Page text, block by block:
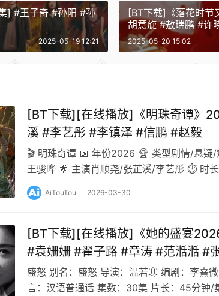
] #王子奇 #孙阳 #孙
2025-05-19 12:21
[BT下载]《落花时
胡意旋 #敖瑞鹏 #许
2025-05-20 15:02
[BT下载][在线播放]《明珠奇谭》
溪 #李艺彤 #李镇泽 #信鹏 #赵毅
🎬 明珠奇谭 📅 年份2026 🏆 类型剧情/悬
王骏晔 🌟 主演肖顺尧/张芷溪/李艺彤 ⏱️ 时
鞋拉…
AiTouTou 2026-03-30
[BT下载][在线播放]《她的盛宴
#袁姗姗 #翟子路 #章涛 #范湉湉 #
正斌 #焦钰 #郑则仕 #朱茵 #陈逸
王婉娟
盛怒 别名：盛怒 导演：温若寒 编剧：李熹
言：汉语普通话 集数：30集 片长：45分钟/